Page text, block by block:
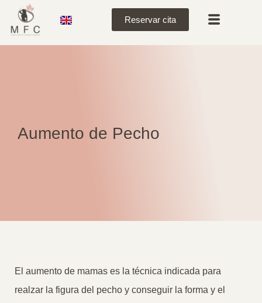
Reservar cita
Aumento de Pecho
El aumento de mamas es la técnica indicada para
realzar la figura del pecho y conseguir la forma y el